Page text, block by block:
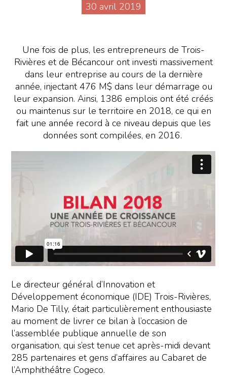
30 avril 2019
Une fois de plus, les entrepreneurs de Trois-
Rivières et de Bécancour ont investi massivement
dans leur entreprise au cours de la dernière
année, injectant 476 M$ dans leur démarrage ou
leur expansion. Ainsi, 1386 emplois ont été créés
ou maintenus sur le territoire en 2018, ce qui en
fait une année record à ce niveau depuis que les
données sont compilées, en 2016.
Le directeur général d’Innovation et
Développement économique (IDE) Trois-Rivières,
Mario De Tilly, était particulièrement enthousiaste
au moment de livrer ce bilan à l’occasion de
l’assemblée publique annuelle de son
organisation, qui s’est tenue cet après-midi devant
285 partenaires et gens d’affaires au Cabaret de
l’Amphithéâtre Cogeco.